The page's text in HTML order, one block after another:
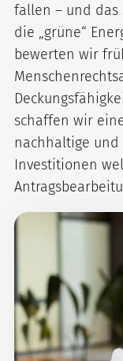
fallen – und das
die „grüne“
bewerten wir
schaffen wir
nachhaltige
Investitionen